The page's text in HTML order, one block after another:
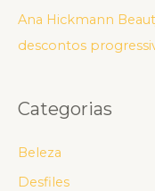
Ana Hickmann
descontos
Categorias
Beleza
Desfiles